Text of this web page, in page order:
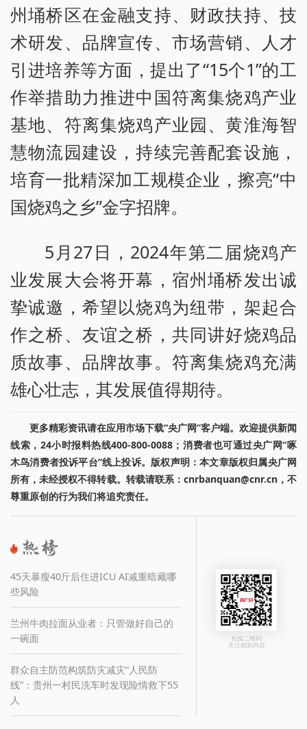
州埇桥区在金融支持、财政扶持、技
术研发、品牌宣传、市场营销、人才
引进培养等方面，提出了“15个1”的工
作举措助力推进中国符离集烧鸡产业
基地、符离集烧鸡产业园、黄淮海智
慧物流园建设，持续完善配套设施，
培育一批精深加工规模企业，擦亮“中
国烧鸡之乡”金字招牌。
5月27日，2024年第二届烧鸡产
业发展大会将开幕，宿州埇桥发出诚
挚诚邀，希望以烧鸡为纽带，架起合
作之桥、友谊之桥，共同讲好烧鸡品
质故事、品牌故事。符离集烧鸡充满
雄心壮志，其发展值得期待。
更多精彩资讯请在应用市场下载“央广网”客户端。欢迎提供新闻
线索，24小时报料热线400-800-0088；消费者也可通过央广网“啄
木鸟消费者投诉平台”线上投诉。版权声明：本文章版权归属央广网
所有，未经授权不得转载。转载请联系：cnrbanquan@cnr.cn，不
尊重原创的行为我们将追究责任。
45天暴瘦40斤后住进ICU AI减重暗藏哪
些风险
兰州牛肉拉面从业者：只管做好自己的
一碗面
群众自主防范构筑防灾减灾“人民防
线”：贵州一村民洗车时发现险情救下55
人
长按二维码
关注精彩内容